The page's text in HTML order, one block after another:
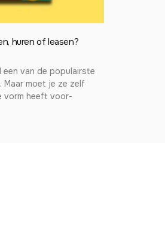
huren of leasen?
van de populairste
Maar moet je ze zelf
vorm heeft voor-